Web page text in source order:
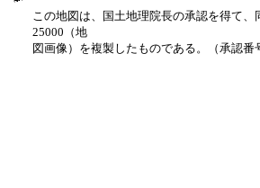
この地図は、国土地理院長の承認を得て
25000（地
図画像）を複製したものである。（承認